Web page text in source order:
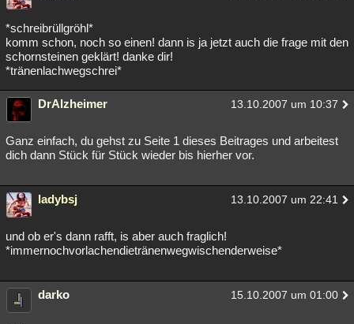
Astronomie
Musik Clash Verbesserungen Allmystery English
Übersichten
Besucht Teilgenommen Alle Neue Geschlossen
Lesenswert
*schreibrüllgröhl*
komm schon, noch so einen! dann is ja jetzt auch die frage mit den
schornsteinen geklärt! danke dir!
*tränenlachwegschrei*
DrAlzheimer 13.10.2007 um 10:37
Ganz einfach, du gehst zu Seite 1 dieses Beitrages und arbeitest
dich dann Stück für Stück wieder bis hierher vor.
ladybsj 13.10.2007 um 22:41
und ob er's dann rafft, is aber auch fraglich!
*immernochvorlachendietränenwegwischenderweise*
darko 15.10.2007 um 01:00